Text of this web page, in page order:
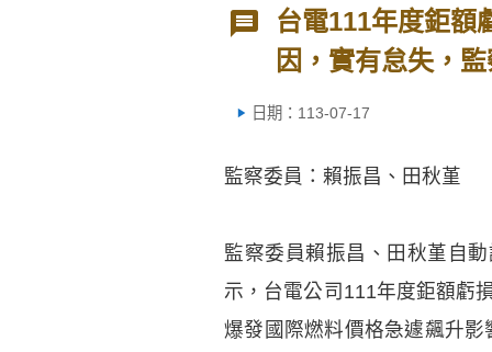
台電111年度鉅額
因，實有怠失，
日期：113-07-17
監察委員：賴振昌、田秋堇
監察委員賴振昌、田秋堇自
示，台電公司111年度鉅額虧
爆發國際燃料價格急遽飆升